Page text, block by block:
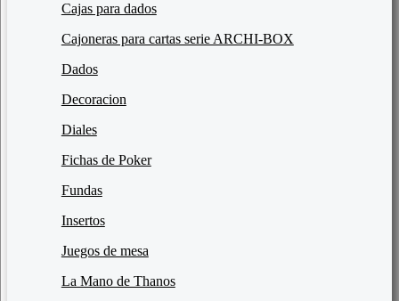
Cajas para dados
Cajoneras para cartas serie ARCHI-BOX
Dados
Decoracion
Diales
Fichas de Poker
Fundas
Insertos
Juegos de mesa
La Mano de Thanos